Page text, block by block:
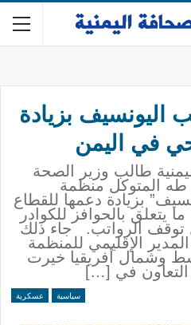
اليونسيف بزيادة
في اليمن
طالب وزير الصحة
طه المتوكل منظمة
بزيادة دعمها للقطاع
يتعلق بالحوافز للكوادر
توقف الرواتب. جاء ذلك
الإقليمي للمنظمة
وشمال أفريقيا خيرت
التعاون في […]
سياسية عسكرية